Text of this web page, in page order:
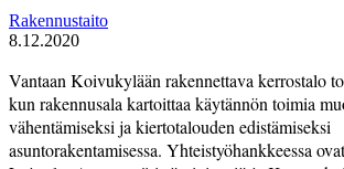
Rakennustaito
8.12.2020
Vantaan Koivukylään rakennettava kerrostalo
kun rakennusala kartoittaa käytännön toimia
vähentämiseksi ja kiertotalouden edistämiseksi
asuntorakentamisessa. Yhteistyöhankkeessa